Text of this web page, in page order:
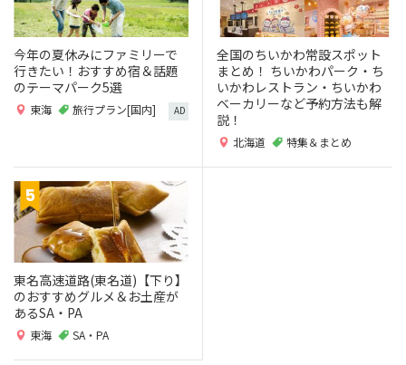
今年の夏休みにファミリーで
行きたい！おすすめ宿＆話題
のテーマパーク5選
東海 旅行プラン[国内] AD
全国のちいかわ常設スポット
まとめ！ ちいかわパーク・ち
いかわレストラン・ちいかわ
ベーカリーなど予約方法も解
説！
北海道 特集＆まとめ
東名高速道路(東名道)【下り】
のおすすめグルメ＆お土産が
あるSA・PA
東海 SA・PA